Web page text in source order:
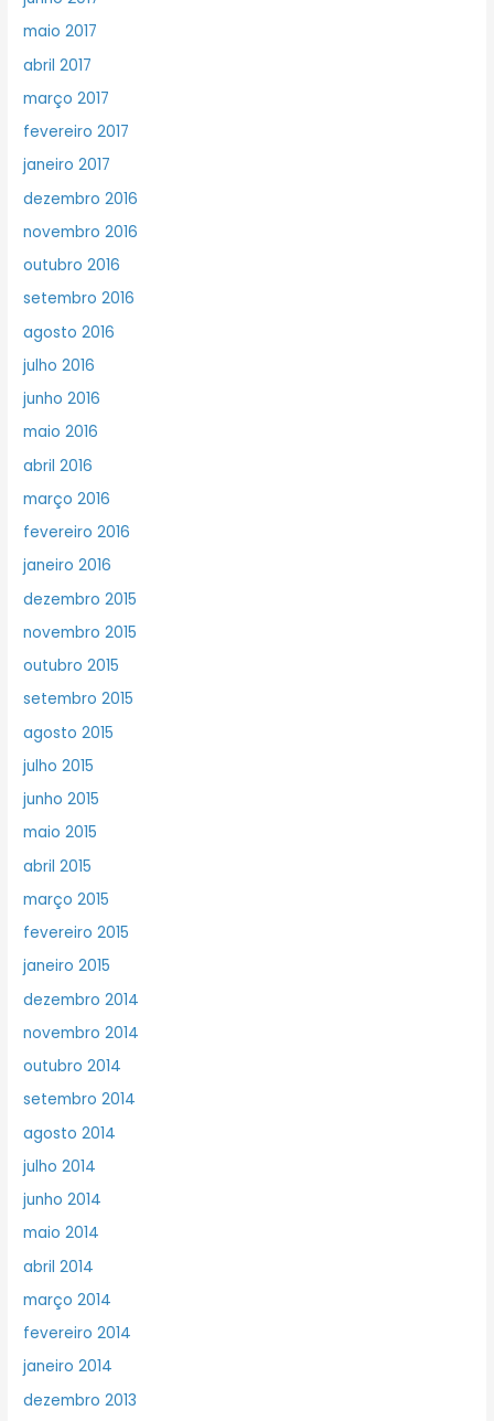
maio 2017
abril 2017
março 2017
fevereiro 2017
janeiro 2017
dezembro 2016
novembro 2016
outubro 2016
setembro 2016
agosto 2016
julho 2016
junho 2016
maio 2016
abril 2016
março 2016
fevereiro 2016
janeiro 2016
dezembro 2015
novembro 2015
outubro 2015
setembro 2015
agosto 2015
julho 2015
junho 2015
maio 2015
abril 2015
março 2015
fevereiro 2015
janeiro 2015
dezembro 2014
novembro 2014
outubro 2014
setembro 2014
agosto 2014
julho 2014
junho 2014
maio 2014
abril 2014
março 2014
fevereiro 2014
janeiro 2014
dezembro 2013